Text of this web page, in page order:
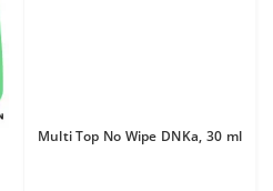
Multi Top No Wipe DNKa, 30 ml